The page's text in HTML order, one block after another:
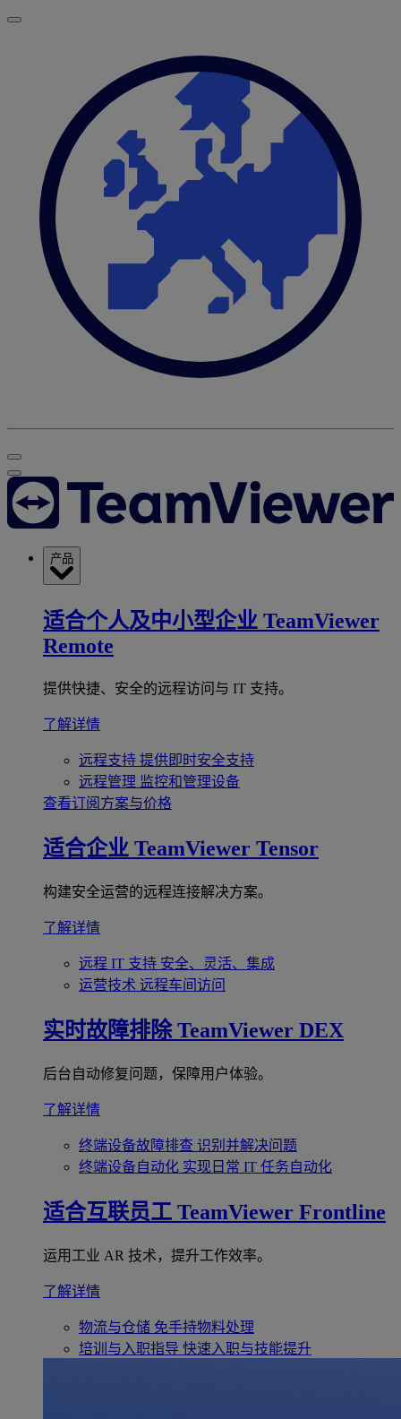
产品
适合个人及中小型企业 TeamViewer
Remote
提供快捷、安全的远程访问与 IT 支持。
了解详情
远程支持 提供即时安全支持
远程管理 监控和管理设备
查看订阅方案与价格
适合企业 TeamViewer Tensor
构建安全运营的远程连接解决方案。
了解详情
远程 IT 支持 安全、灵活、集成
运营技术 远程车间访问
实时故障排除 TeamViewer DEX
后台自动修复问题，保障用户体验。
了解详情
终端设备故障排查 识别并解决问题
终端设备自动化 实现日常 IT 任务自动化
适合互联员工 TeamViewer Frontline
运用工业 AR 技术，提升工作效率。
了解详情
物流与仓储 免手持物料处理
培训与入职指导 快速入职与技能提升